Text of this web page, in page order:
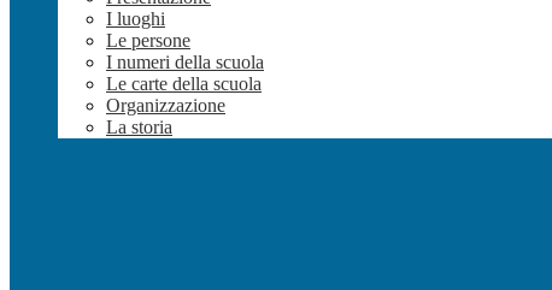
I luoghi
Le persone
I numeri della scuola
Le carte della scuola
Organizzazione
La storia